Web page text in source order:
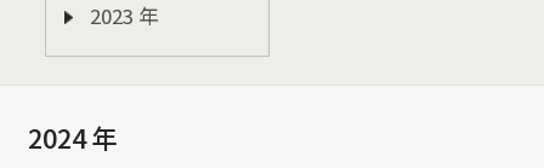
2023 年
2024 年